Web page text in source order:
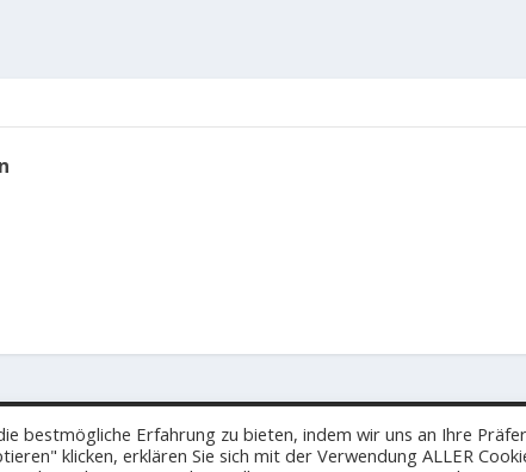
bestmögliche Erfahrung zu bieten, indem wir uns an Ihre
klicken, erklären Sie sich mit der Verwendung ALLER